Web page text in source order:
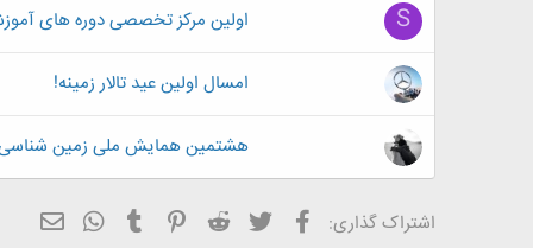
S اولین مرکز تخصصی دوره های
امسال اولین عید تالار زمینه!
هشتمین همایش ملی زمین شناسی
اشتراک گذاری: فیسبوکتویتر Reddit
Pinterest
Tumblr
WhatsApp